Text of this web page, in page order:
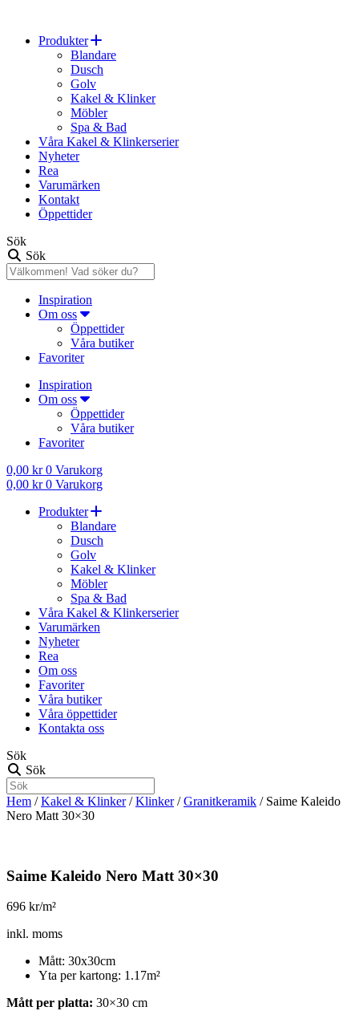
Produkter
Blandare
Dusch
Golv
Kakel & Klinker
Möbler
Spa & Bad
Våra Kakel & Klinkerserier
Nyheter
Rea
Varumärken
Kontakt
Öppettider
Sök
Sök
Inspiration
Om oss
Öppettider
Våra butiker
Favoriter
Inspiration
Om oss
Öppettider
Våra butiker
Favoriter
0,00 kr 0 Varukorg
0,00 kr 0 Varukorg
Produkter
Blandare
Dusch
Golv
Kakel & Klinker
Möbler
Spa & Bad
Våra Kakel & Klinkerserier
Varumärken
Nyheter
Rea
Om oss
Favoriter
Våra butiker
Våra öppettider
Kontakta oss
Sök
Sök
Hem /Kakel & Klinker/Klinker/Granitkeramik / Saime Kaleido
Nero Matt 30×30
Saime Kaleido Nero Matt 30×30
696 kr/m²
inkl. moms
Mått: 30x30cm
Yta per kartong: 1.17m²
Mått per platta: 30×30 cm